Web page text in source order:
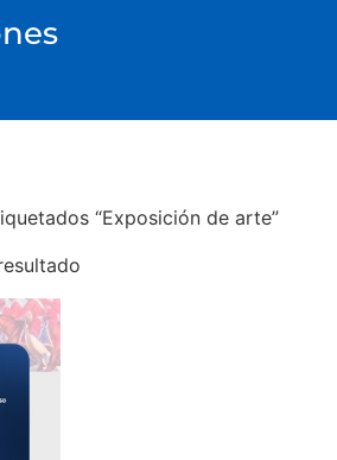
“Exposición de arte”